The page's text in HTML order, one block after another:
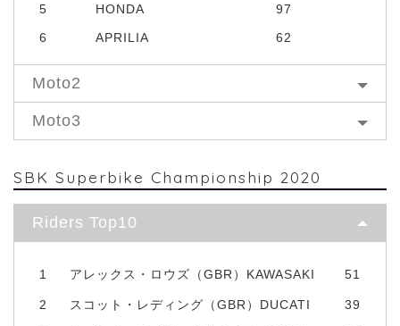
5
HONDA
97
6
APRILIA 62
Moto2
Moto3
SBK Superbike Championship 2020
Riders Top10
1 アレックス・ロウズ（GBR）KAWASAKI 51
2 スコット・レディング（GBR）DUCATI 39